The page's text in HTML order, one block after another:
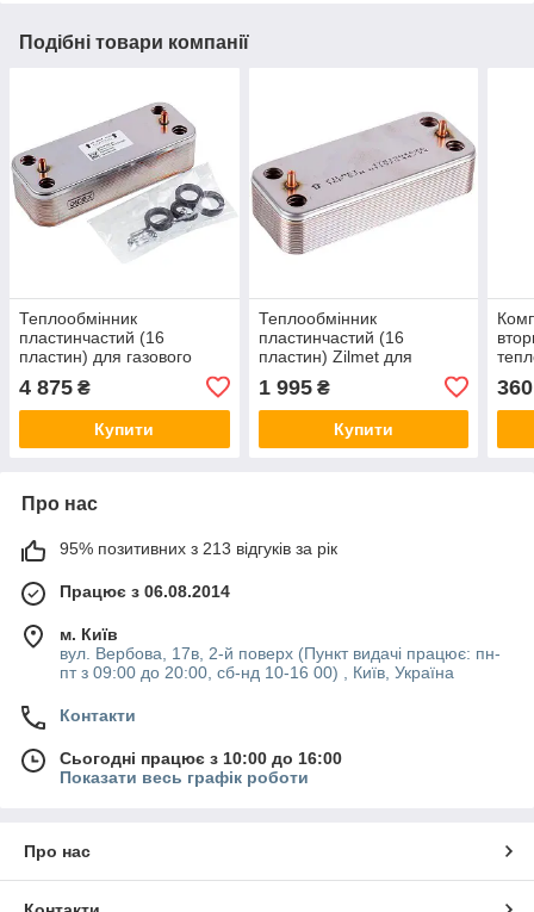
Подібні товари компанії
Теплообмінник
пластинчастий (16
пластин) для газового
4 875 ₴
Купити
Теплообмінник
пластинчастий (16
пластин) Zilmet для
газового котла Biasi M290
BI1001102
1 995₴
Купити
360
Про нас
95% позитивних з 213 відгуків за рік
Працює з 06.08.2014
м. Київ
вул. Вербова, 17в, 2-й поверх (Пункт видачі працює: пн-
пт з 09:00 до 20:00, сб-нд 10-16 00) , Київ, Україна
Контакти
Сьогодні працює з 10:00 до 16:00
Показати весь графік роботи
Про нас